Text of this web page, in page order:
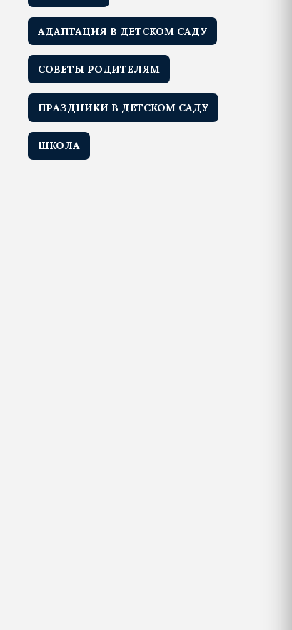
АДАПТАЦИЯ В ДЕТСКОМ САДУ
СОВЕТЫ РОДИТЕЛЯМ
ПРАЗДНИКИ В ДЕТСКОМ САДУ
ШКОЛА